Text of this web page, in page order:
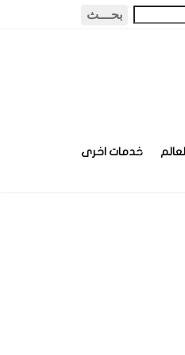
خدمات اخرى